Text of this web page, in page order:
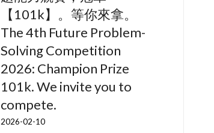
【101k】。等你來拿。
The 4th Future Problem-
Solving Competition
2026: Champion Prize
101k. We invite you to
compete.
2026-02-10